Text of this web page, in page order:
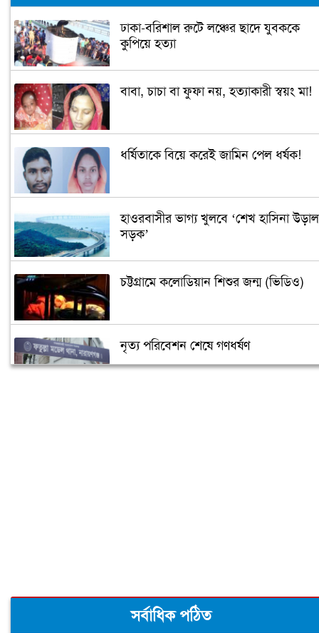
ঢাকা-বরিশাল রুটে লঞ্চের ছাদে যুবককে
কুপিয়ে হত্যা
বাবা, চাচা বা ফুফা নয়, হত্যাকারী স্বয়ং মা!
ধর্ষিতাকে বিয়ে করেই জামিন পেল ধর্ষক!
হাওরবাসীর ভাগ্য খুলবে ‘শেখ হাসিনা উড়াল
সড়ক’
চট্টগ্রামে কলোডিয়ান শিশুর জন্ম (ভিডিও)
নৃত্য পরিবেশন শেষে গণধর্ষণ
ঝালকাঠিতে পিলার চোরাচালান চক্রের ৮
সদস্য আটক
সর্বাধিক পঠিত